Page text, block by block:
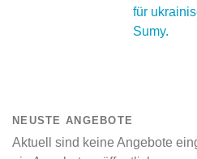
für
Sumy.
NEUSTE ANGEBOTE
Aktuell sind keine Angebote